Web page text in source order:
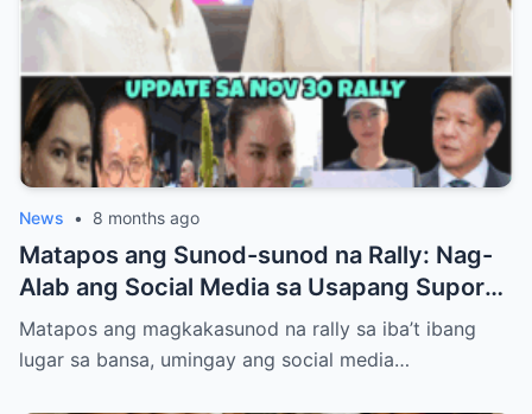
News • 8 months ago
Matapos ang Sunod-sunod na Rally: Nag-
Alab ang Social Media sa Usapang Suporta
kay PBBM at VP Sara
Matapos ang magkakasunod na rally sa iba’t ibang
lugar sa bansa, umingay ang social media…